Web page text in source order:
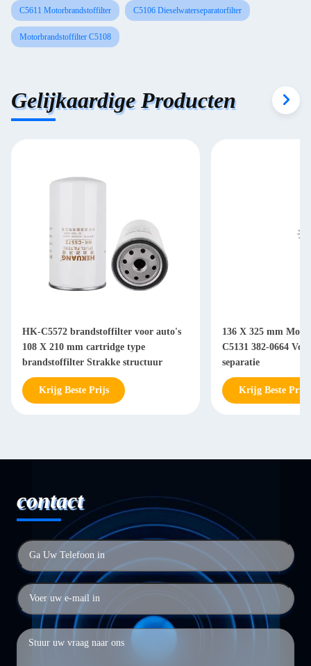
C5611 Motorbrandstoffilter C5106 Dieselwaterseparatorfilter
Motorbrandstoffilter C5108
Gelijkaardige Producten
HK-C5572 brandstoffilter voor auto's
108 X 210 mm cartridge type
brandstoffilter Strakke structuur
Krijg Beste Prijs
136 X 325 mm
C5131 382-0664
separatie
Krijg Beste Prijs
contact